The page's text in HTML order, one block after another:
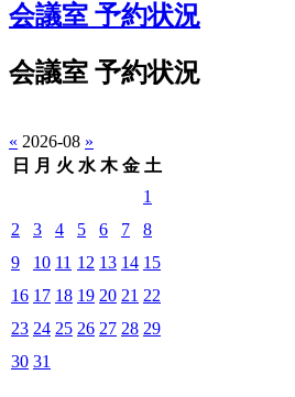
会議室 予約状況
会議室 予約状況
« 2026-08 »
日
月 火 水 木 金 土
1
2
3 4 5 6 7
8
9
10 11 12 13 14 15
16 17 18 19 20 21 22
23 24 25 26 27 28 29
30 31